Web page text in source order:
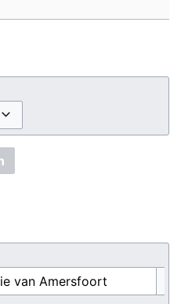
omschakelen